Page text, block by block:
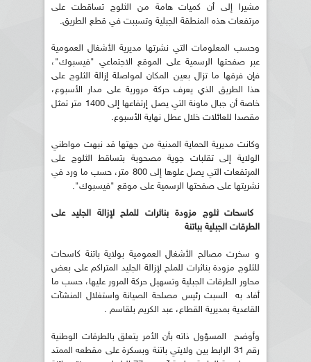
مشيرا إلى أن كميات هامة من الثلوج تساقطت على
مرتفعات هذه المنطقة الجبلية وتسببت في قطع الطريق.
وحسب المعلومات التي نشرتها مديرية الأشغال العمومية
عبر صفحتها الرسمية على الموقع الاجتماعي "فيسبوك"،
فإن فرقها ما تزال بعين المكان لمواصلة إزالة الثلوج على
هذا الطريق الذي يعرف حركة مرورية على مدار الأسبوع،
خاصة أن جبال ماونة التي يصل إرتفاعها إلى 1400 متر تمثل
مقصدا للعائلات خلال عطل نهاية الأسبوع.
وكانت مديرية الحماية المدنية من جهتها قد نبهت مواطني
الولاية إلى تقلبات جوية مصحوبة بتساقط الثلوج على
المرتفعات التي يصل علوها إلى 800 متر، حسب ما ورد في
نشريتها على صفحتها الرسمية على موقع "فيسبوك".
كاسحات ثلوج مزودة بناثرات للملح لإزالة الجليد على
الطرقات الجبلية بباتنة
و سخرت مصالح الأشغال العمومية بولاية باتنة كاسحات
للثلوج مزودة بناثرات للملح لإزالة الجليد المتراكم على بعض
محاور الطرقات الجبلية وتسهيل حركة المرور عليها، حسب ما
أفاد به السبت رئيس مصلحة الصيانة واستغلال المنشآت
القاعدية بمديرية القطاع، عبد الكريم بلقاسم .
وأوضح المسؤول ذاته بأن الأمر يتعلق بالطرقات الوطنية
رقم 31 الرابط بين ولايتي باتنة وبسكرة على مقطعه الممتد